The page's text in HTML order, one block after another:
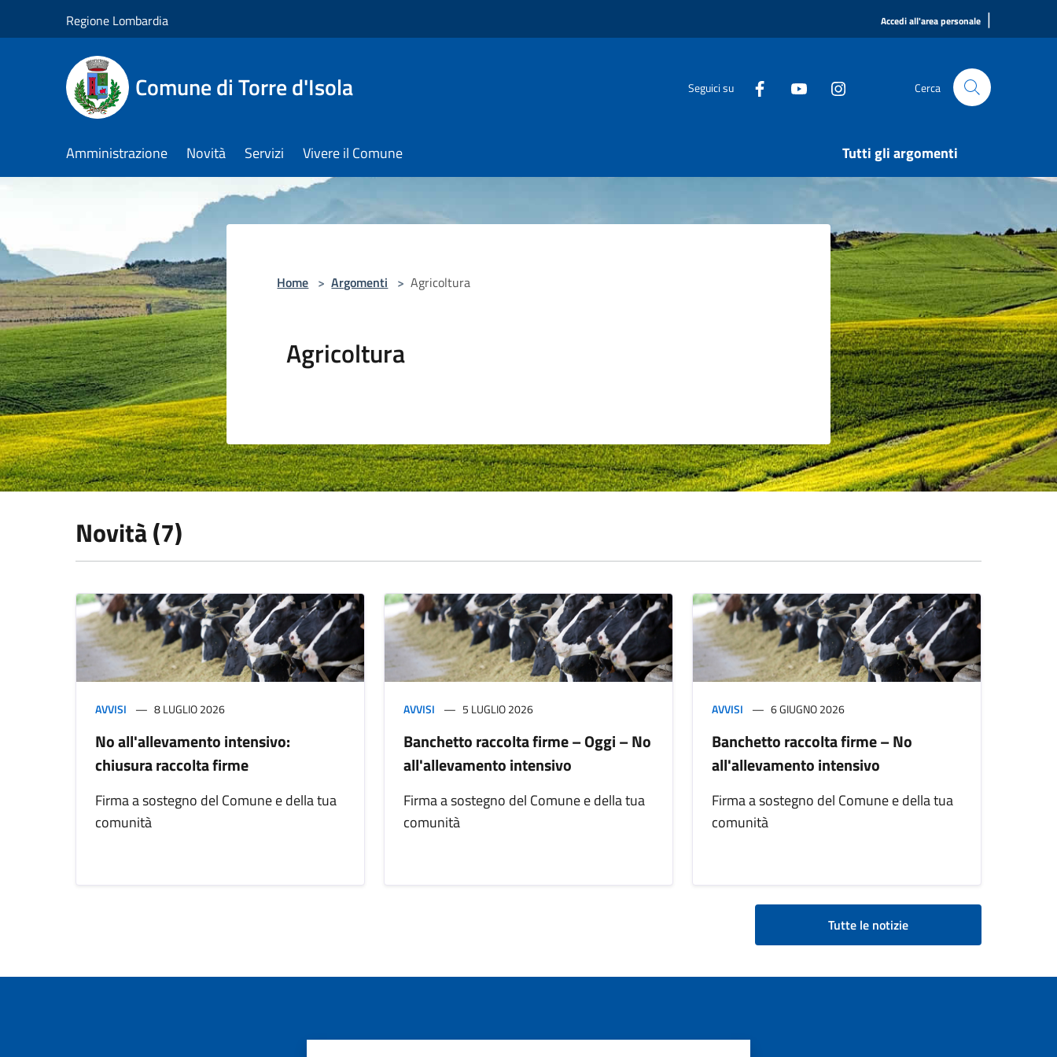
Regione Lombardia Accedi all'area personale |
Comune di Torre d'Isola Seguici su Cerca
Amministrazione Novità Servizi Vivere il Comune Tutti gli argomenti
Home > Argomenti > Agricoltura
Agricoltura
Novità (7)
AVVISI 8 LUGLIO 2026
No all'allevamento intensivo:
chiusura raccolta firme
Firma a sostegno del Comune e della tua
comunità
AVVISI 5 LUGLIO 2026
Banchetto raccolta firme – Oggi – No
all'allevamento intensivo
Firma a sostegno del Comune e della tua
comunità
AVVISI 6 GIUGNO 2026
Banchetto raccolta firme – No
all'allevamento intensivo
Firma a sostegno del Comune e della tua
comunità
Tutte le notizie